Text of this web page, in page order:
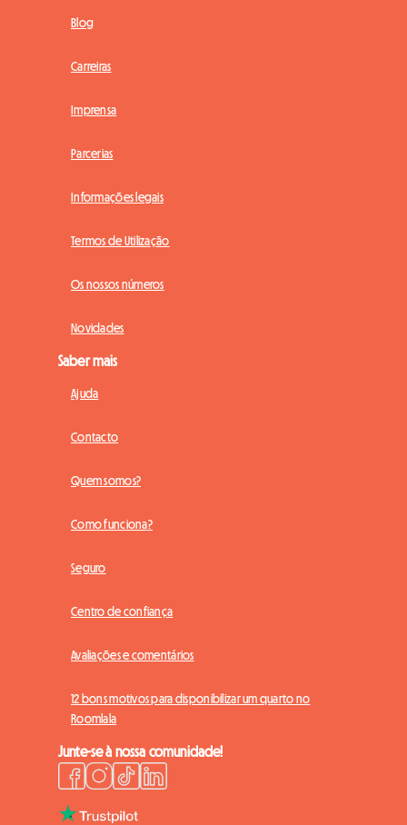
Blog
Carreiras
Imprensa
Parcerias
Informações legais
Termos de Utilização
Os nossos números
Novidades
Saber mais
Ajuda
Contacto
Quem somos?
Como funciona?
Seguro
Centro de confiança
Avaliações e comentários
12 bons motivos para disponibilizar um quarto no
Roomlala
Junte-se à nossa comunidade!